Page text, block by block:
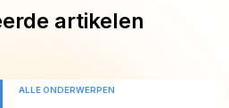
artikelen
ALLE ONDERWERPEN